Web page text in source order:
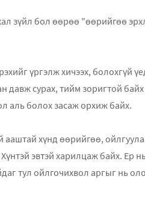
зүйл бол өөрөө "өөрийгөө
үргэлж хичээх, болохгүй
давж сурах, тийм зоригтой
аль болох засаж орхиж байх.
ааштай хүнд өөрийгөө,
эвтэй харилцаж байх. Ер
тул ойлгочихвол аргыг нь